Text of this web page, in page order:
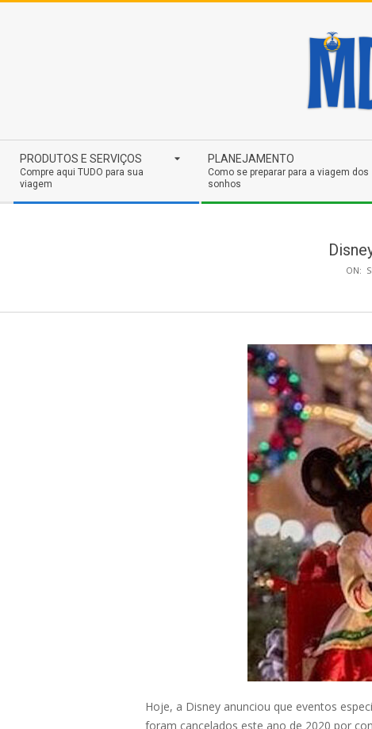
Navigation
Menu
PRODUTOS E SERVIÇOS
Compre aqui TUDO para sua
viagem
PLANEJAMENTO
Como se preparar para a viagem dos
sonhos
ON:
Hoje, a Disney anunciou que eventos
foram cancelados este ano de 2020 por